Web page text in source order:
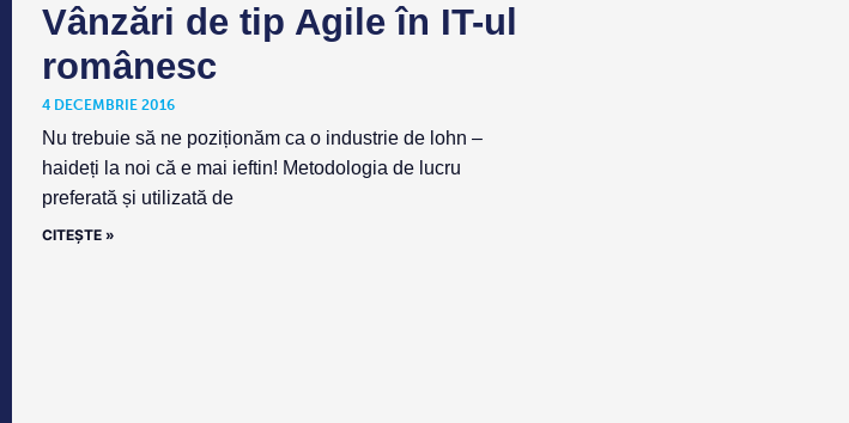
Vânzări de tip Agile în IT-ul
românesc
4 DECEMBRIE 2016
Nu trebuie să ne poziționăm ca o industrie de lohn –
haideți la noi că e mai ieftin! Metodologia de lucru
preferată și utilizată de
CITEȘTE »